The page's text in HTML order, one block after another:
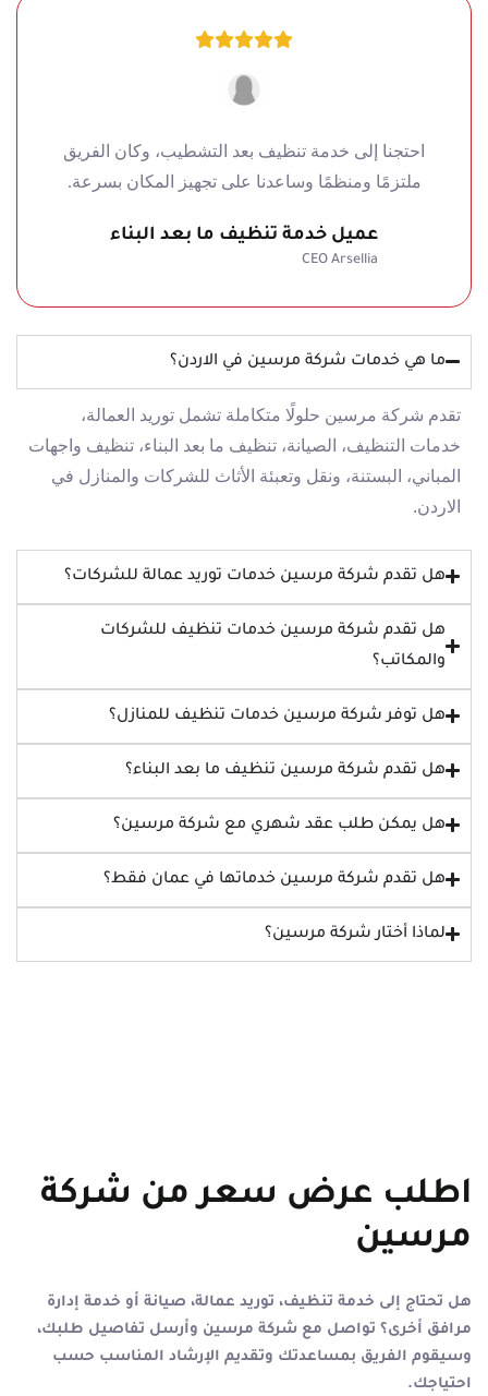
احتجنا إلى خدمة تنظيف بعد التشطيب، وكان الفريق
ملتزمًا ومنظمًا وساعدنا على تجهيز المكان بسرعة.
عميل خدمة تنظيف ما بعد البناء
CEO Arsellia
ما هي خدمات شركة مرسين في الاردن؟
تقدم شركة مرسين حلولًا متكاملة تشمل توريد العمالة،
خدمات التنظيف، الصيانة، تنظيف ما بعد البناء، تنظيف واجهات
المباني، البستنة، ونقل وتعبئة الأثاث للشركات والمنازل في
الاردن.
هل تقدم شركة مرسين خدمات توريد عمالة للشركات؟
هل تقدم شركة مرسين خدمات تنظيف للشركات
والمكاتب؟
هل توفر شركة مرسين خدمات تنظيف للمنازل؟
هل تقدم شركة مرسين تنظيف ما بعد البناء؟
هل يمكن طلب عقد شهري مع شركة مرسين؟
هل تقدم شركة مرسين خدماتها في عمان فقط؟
لماذا أختار شركة مرسين؟
اطلب عرض سعر من شركة
مرسين
هل تحتاج إلى خدمة تنظيف، توريد عمالة، صيانة أو خدمة إدارة
مرافق أخرى؟ تواصل مع شركة مرسين وأرسل تفاصيل طلبك،
وسيقوم الفريق بمساعدتك وتقديم الإرشاد المناسب حسب
احتياجك.